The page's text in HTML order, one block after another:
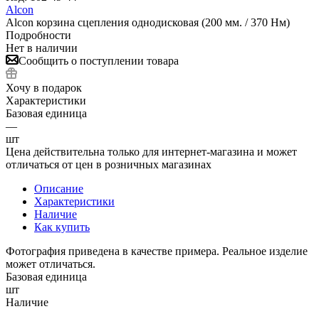
Alcon
Alcon корзина сцепления однодисковая (200 мм. / 370 Нм)
Подробности
Нет в наличии
Сообщить о поступлении товара
Хочу в подарок
Характеристики
Базовая единица
—
шт
Цена действительна только для интернет-магазина и может
отличаться от цен в розничных магазинах
Описание
Характеристики
Наличие
Как купить
Фотография приведена в качестве примера. Реальное изделие
может отличаться.
Базовая единица
шт
Наличие